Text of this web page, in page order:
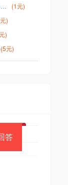
加速器不需要实名认证
(1元)
)
)
(5元)
答